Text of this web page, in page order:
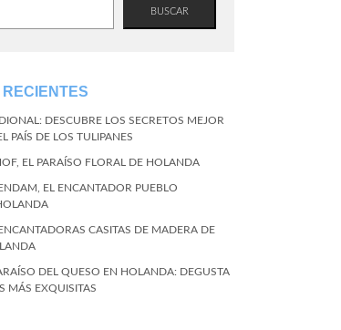
BUSCAR
DESCUBRE LOS SECRETOS MEJOR
PAÍS DE LOS TULIPANES
EL PARAÍSO FLORAL DE HOLANDA
EL ENCANTADOR PUEBLO
CASITAS DE MADERA DE
DEL QUESO EN HOLANDA: DEGUSTA
MÁS EXQUISITAS